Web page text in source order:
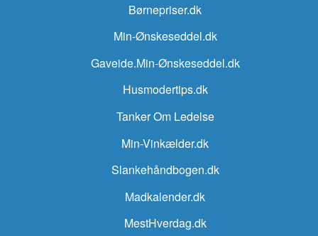
Børnepriser.dk
Min-Ønskeseddel.dk
Gaveide.Min-Ønskeseddel.dk
Husmodertips.dk
Tanker Om Ledelse
Min-Vinkælder.dk
Slankehåndbogen.dk
Madkalender.dk
MestHverdag.dk